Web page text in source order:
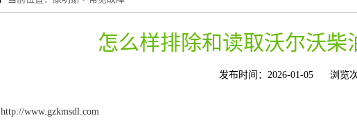
怎么样排除和读取沃尔沃柴
发布时间：2026-01-05 浏览
http://www.gzkmsdl.com